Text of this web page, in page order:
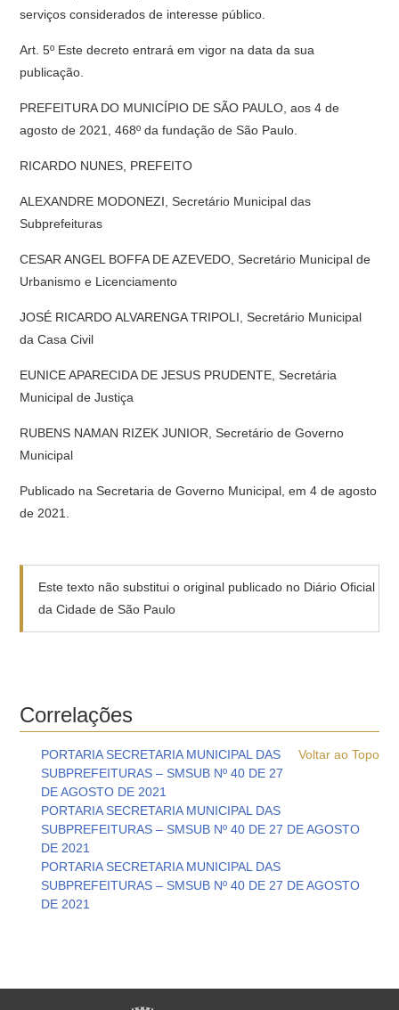
serviços considerados de interesse público.
Art. 5º Este decreto entrará em vigor na data da sua
publicação.
PREFEITURA DO MUNICÍPIO DE SÃO PAULO, aos 4 de
agosto de 2021, 468º da fundação de São Paulo.
RICARDO NUNES, PREFEITO
ALEXANDRE MODONEZI, Secretário Municipal das
Subprefeituras
CESAR ANGEL BOFFA DE AZEVEDO, Secretário Municipal de
Urbanismo e Licenciamento
JOSÉ RICARDO ALVARENGA TRIPOLI, Secretário Municipal
da Casa Civil
EUNICE APARECIDA DE JESUS PRUDENTE, Secretária
Municipal de Justiça
RUBENS NAMAN RIZEK JUNIOR, Secretário de Governo
Municipal
Publicado na Secretaria de Governo Municipal, em 4 de agosto
de 2021.
Este texto não substitui o original publicado no Diário Oficial
da Cidade de São Paulo
Correlações
Voltar ao Topo
PORTARIA SECRETARIA MUNICIPAL DAS
SUBPREFEITURAS – SMSUB Nº 40 DE 27
DE AGOSTO DE 2021
PORTARIA SECRETARIA MUNICIPAL DAS
SUBPREFEITURAS – SMSUB Nº 40 DE 27 DE AGOSTO
DE 2021
PORTARIA SECRETARIA MUNICIPAL DAS
SUBPREFEITURAS – SMSUB Nº 40 DE 27 DE AGOSTO
DE 2021